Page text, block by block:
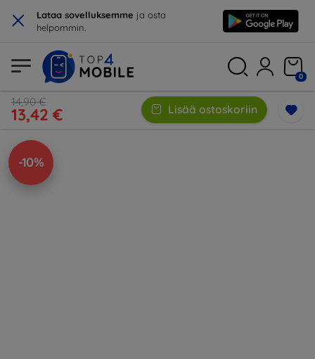
× Lataa sovelluksemme ja osta
helpommin.
0
14,90 €
13,42 € Lisää ostoskoriin
-10%